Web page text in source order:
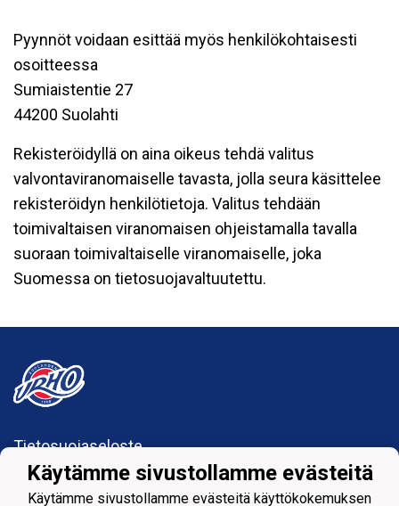
Pyynnöt voidaan esittää myös henkilökohtaisesti
osoitteessa
Sumiaistentie 27
44200 Suolahti
Rekisteröidyllä on aina oikeus tehdä valitus
valvontaviranomaiselle tavasta, jolla seura käsittelee
rekisteröidyn henkilötietoja. Valitus tehdään
toimivaltaisen viranomaisen ohjeistamalla tavalla
suoraan toimivaltaiselle viranomaiselle, joka
Suomessa on tietosuojavaltuutettu.
Tietosuojaseloste
Suolahden Urho
Käytämme sivustollamme evästeitä
Käytämme sivustollamme evästeitä käyttökokemuksen